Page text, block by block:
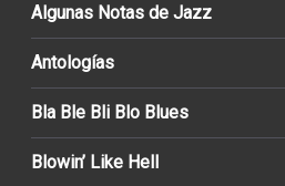
Algunas Notas de Jazz
Antologías
Bla Ble Bli Blo Blues
Blowin’ Like Hell